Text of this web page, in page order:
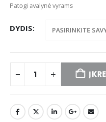
Patogi avalynė vyrams
DYDIS
Į